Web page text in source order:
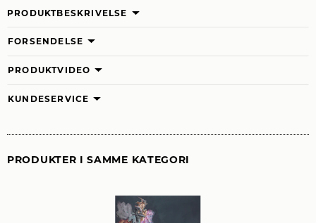
PRODUKTBESKRIVELSE
FORSENDELSE
PRODUKTVIDEO
KUNDESERVICE
PRODUKTER I SAMME KATEGORI